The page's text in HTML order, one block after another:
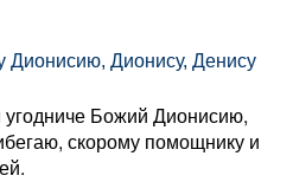
Дионисию, Дионису, Денису
Божий Дионисию,
скорому помощнику и